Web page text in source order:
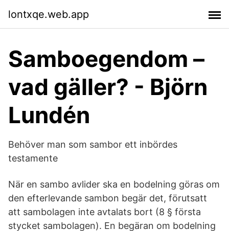
lontxqe.web.app
Samboegendom –
vad gäller? - Björn
Lundén
Behöver man som sambor ett inbördes
testamente
När en sambo avlider ska en bodelning göras om
den efterlevande sambon begär det, förutsatt
att sambolagen inte avtalats bort (8 § första
stycket sambolagen). En begäran om bodelning